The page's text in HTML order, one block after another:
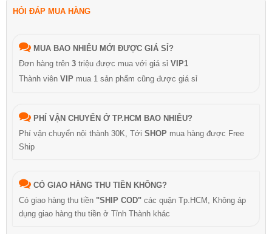
HỎI ĐÁP MUA HÀNG
MUA BAO NHIÊU MỚI ĐƯỢC GIÁ SỈ?
Đơn hàng trên 3 triệu được mua với giá sỉ VIP1
Thành viên VIP mua 1 sản phẩm cũng được giá sỉ
PHÍ VẬN CHUYỂN Ở TP.HCM BAO NHIÊU?
Phí vận chuyển nội thành 30K, Tới SHOP mua hàng được Free
Ship
CÓ GIAO HÀNG THU TIỀN KHÔNG?
Có giao hàng thu tiền "SHIP COD" các quận Tp.HCM, Không áp
dụng giao hàng thu tiền ở Tỉnh Thành khác